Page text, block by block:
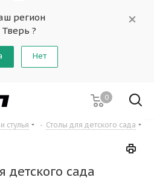
регион
Тверь ?
Нет
0
стулья - Столы для детского сада
детского сада